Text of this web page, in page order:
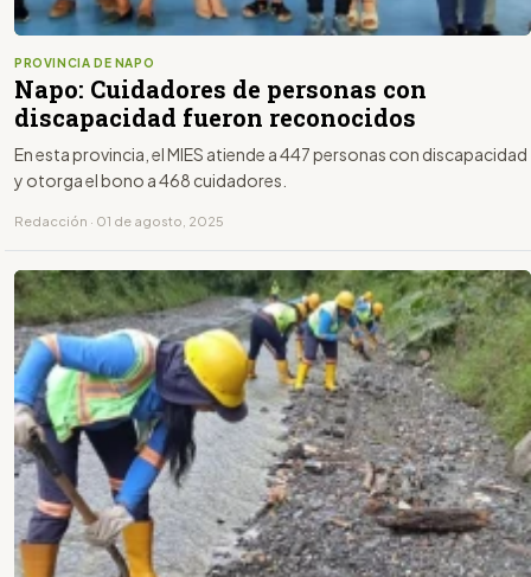
PROVINCIA DE NAPO
Napo: Cuidadores de personas con
discapacidad fueron reconocidos
En esta provincia, el MIES atiende a 447 personas con discapacidad
y otorga el bono a 468 cuidadores.
Redacción · 01 de agosto, 2025